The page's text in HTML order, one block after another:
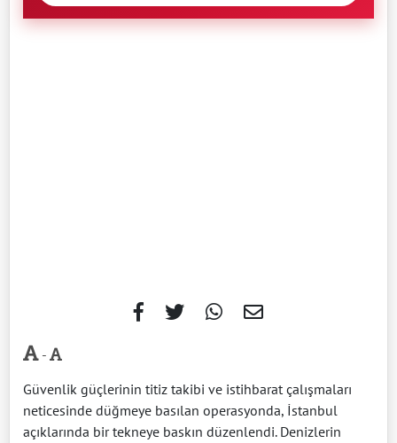
-
Güvenlik güçlerinin titiz takibi ve istihbarat çalışmaları
neticesinde düğmeye basılan operasyonda, İstanbul
açıklarında bir tekneye baskın düzenlendi. Denizlerin